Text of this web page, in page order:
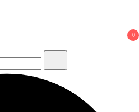
0